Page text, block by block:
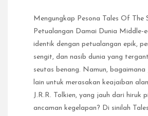
Mengungkap Pesona Tales Of The
Petualangan Damai Dunia Middle-
identik dengan petualangan epik,
sengit, dan nasib dunia yang
seutas benang. Namun,
lain untuk merasakan keajaiban
J.R.R. Tolkien, yang jauh dari hiruk
ancaman kegelapan? Di sinilah